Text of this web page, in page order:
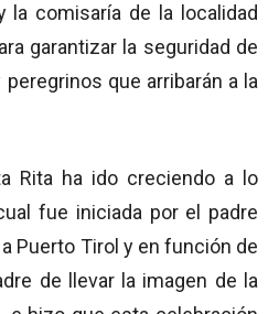
la comisaría de la localidad
garantizar la seguridad de
que arribarán a la
Rita ha ido creciendo a lo
fue iniciada por el padre
Puerto Tirol y en función de
de llevar la imagen de la